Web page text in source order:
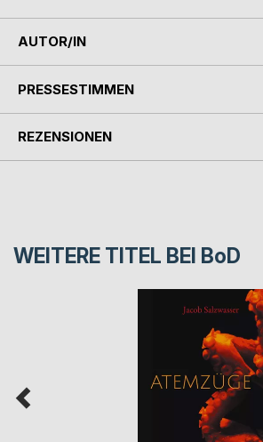
AUTOR/IN
PRESSESTIMMEN
REZENSIONEN
WEITERE TITEL BEI BoD